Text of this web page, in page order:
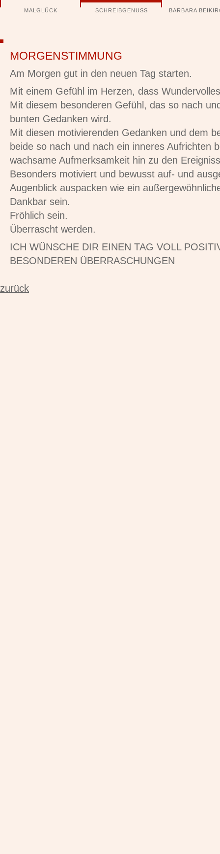
überspringenMALGLÜCK SCHREIBGENUSS BARBARA
MORGENSTIMMUNG
Am Morgen gut in den neuen Tag starten.
Mit einem Gefühl im Herzen, dass
Mit diesem besonderen Gefühl, das so nach
bunten Gedanken wird.
Mit diesen motivierenden Gedanken und dem
beide so nach und nach ein inneres Aufrichten
wachsame Aufmerksamkeit hin zu den
Besonders motiviert und bewusst auf- und
Augenblick auspacken wie ein
Dankbar sein.
Fröhlich sein.
Überrascht werden.
ICH WÜNSCHE DIR EINEN TAG VOLL
BESONDEREN ÜBERRASCHUNGEN
zurück